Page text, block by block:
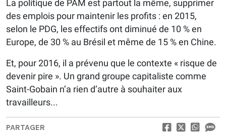
La politique de PAM est partout la même, supprimer
des emplois pour maintenir les profits : en 2015,
selon le PDG, les effectifs ont diminué de 10 % en
Europe, de 30 % au Brésil et même de 15 % en Chine.
Et, pour 2016, il a prévenu que le contexte « risque de
devenir pire ». Un grand groupe capitaliste comme
Saint-Gobain n’a rien d’autre à souhaiter aux
travailleurs...
PARTAGER